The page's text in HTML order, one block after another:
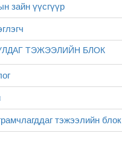
зайн үүсгүүр
ТЭЖЭЭЛИЙН БЛОК
тэжээлийн блок